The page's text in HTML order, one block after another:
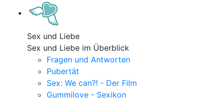
Sex und Liebe
Sex und Liebe im Überblick
Fragen und Antworten
Pubertät
Sex: We can?! - Der Film
Gummilove - Sexikon